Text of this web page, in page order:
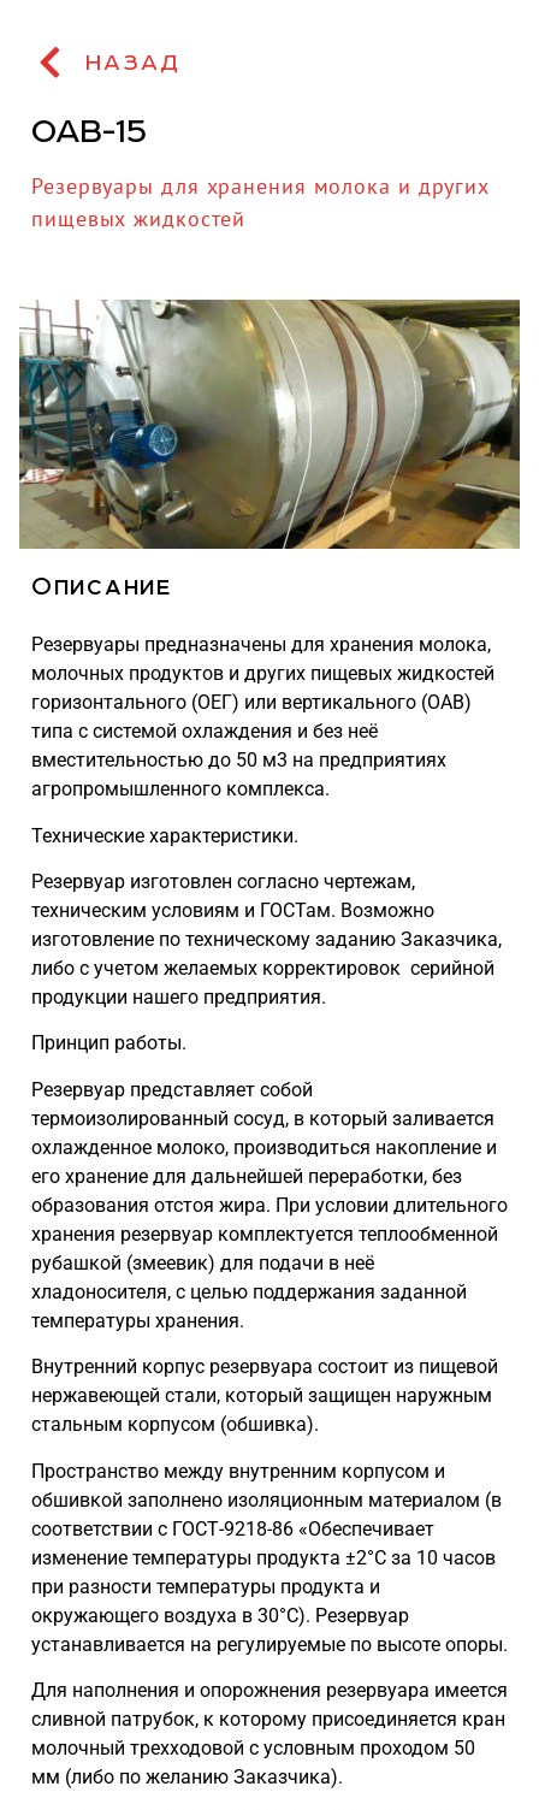
НАЗАД
ОАВ-15
Резервуары для хранения молока и других
пищевых жидкостей
Описание
Резервуары предназначены для хранения молока,
молочных продуктов и других пищевых жидкостей
горизонтального (ОЕГ) или вертикального (ОАВ)
типа с системой охлаждения и без неё
вместительностью до 50 м3 на предприятиях
агропромышленного комплекса.
Технические характеристики.
Резервуар изготовлен согласно чертежам,
техническим условиям и ГОСТам. Возможно
изготовление по техническому заданию Заказчика,
либо с учетом желаемых корректировок серийной
продукции нашего предприятия.
Принцип работы.
Резервуар представляет собой
термоизолированный сосуд, в который заливается
охлажденное молоко, производиться накопление и
его хранение для дальнейшей переработки, без
образования отстоя жира. При условии длительного
хранения резервуар комплектуется теплообменной
рубашкой (змеевик) для подачи в неё
хладоносителя, с целью поддержания заданной
температуры хранения.
Внутренний корпус резервуара состоит из пищевой
нержавеющей стали, который защищен наружным
стальным корпусом (обшивка).
Пространство между внутренним корпусом и
обшивкой заполнено изоляционным материалом (в
соответствии с ГОСТ-9218-86 «Обеспечивает
изменение температуры продукта ±2°С за 10 часов
при разности температуры продукта и
окружающего воздуха в 30°С). Резервуар
устанавливается на регулируемые по высоте опоры.
Для наполнения и опорожнения резервуара имеется
сливной патрубок, к которому присоединяется кран
молочный трехходовой с условным проходом 50
мм (либо по желанию Заказчика).